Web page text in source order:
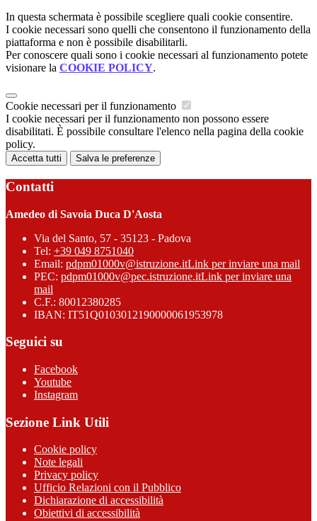
In questa schermata è possibile scegliere quali cookie consentire.
I cookie necessari sono quelli che consentono il funzionamento della
piattaforma e non è possibile disabilitarli.
Per conoscere quali sono i cookie necessari al funzionamento potete
visionare la COOKIE POLICY.
Cookie necessari per il funzionamento
I cookie necessari per il funzionamento non possono essere
disabilitati. È possibile consultare l'elenco nella pagina della cookie
policy.
Accetta tutti Salva le preferenze
Contatti
Amedeo di Savoia Duca D'Aosta
Via del Santo, 57 - 35123 - Padova
Tel: +39 049 8751040
Email: pdpm01000v@istruzione.itLink per inviare una mail
PEC: pdpm01000v@pec.istruzione.itLink per inviare una
mail
C.F.: 80012380285
IBAN: IT51Q0103012190000061953978
Seguici su
Facebook
Youtube
Instagram
Sezione Link Utili
Cookie policy
Note legali
Privacy policy
Ufficio Relazioni con il Pubblico
Dichiarazione di accessibilità
Obiettivi di accessibilità